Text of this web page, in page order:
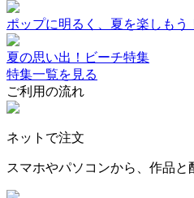
ポップに明るく、夏を楽しもう
夏の思い出！ビーチ特集
特集一覧を見る
ご利用の流れ
ネットで注文
スマホやパソコンから、作品と